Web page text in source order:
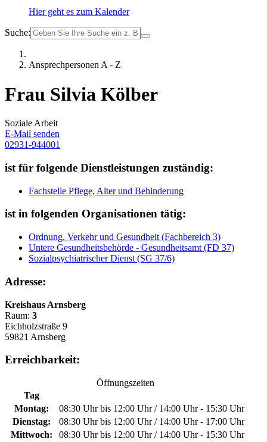
Hier geht es zum Kalender
Suche:
Ansprechpersonen A - Z
Frau Silvia Kölber
Soziale Arbeit
E-Mail senden
02931-944001
ist für folgende Dienstleistungen zuständig:
Fachstelle Pflege, Alter und Behinderung
ist in folgenden Organisationen tätig:
Ordnung, Verkehr und Gesundheit (Fachbereich 3)
Untere Gesundheitsbehörde - Gesundheitsamt (FD 37)
Sozialpsychiatrischer Dienst (SG 37/6)
Adresse:
Kreishaus Arnsberg
Raum: 3
Eichholzstraße 9
59821 Arnsberg
Erreichbarkeit:
Öffnungszeiten
Tag
Montag:
08:30 Uhr bis 12:00 Uhr / 14:00 Uhr - 15:30 Uhr
Dienstag:
08:30 Uhr bis 12:00 Uhr / 14:00 Uhr - 17:00 Uhr
Mittwoch:
08:30 Uhr bis 12:00 Uhr / 14:00 Uhr - 15:30 Uhr